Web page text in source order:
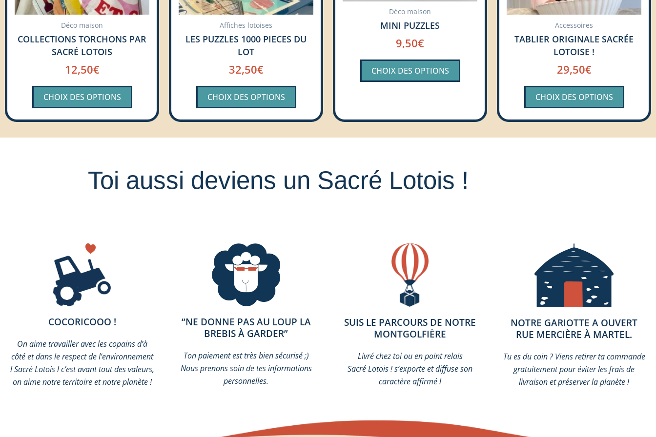
Déco maison
COLLECTIONS TORCHONS PAR
SACRÉ LOTOIS
12,50€
CHOIX DES OPTIONS
sur
la
du
Affiches lotoises
LES PUZZLES 1000 PIECES DU
LOT
32,50€
CHOIX DES OPTIONS
sur
la
du
Déco maison
MINI PUZZLES
9,50€
CHOIX DES OPTIONS
Accessoires
TABLIER ORIGINALE SACRÉE
LOTOISE !
29,50€
CHOIX DES OPTIONS
la
du
Toi aussi deviens un Sacré Lotois !
COCORICOOO !
On aime travailler avec les copains d’à
côté et dans le respect de l’environnement
! Sacré Lotois ! c’est avant tout des valeurs,
on aime notre territoire et notre planète !
“NE DONNE PAS AU LOUP LA
BREBIS À GARDER”
Ton paiement est très bien sécurisé ;)
Nous prenons soin de tes informations
personnelles.
SUIS LE PARCOURS DE NOTRE
MONTGOLFIÈRE
Livré chez toi ou en point relais
Sacré Lotois ! s’exporte et diffuse son
caractère affirmé !
NOTRE GARIOTTE A OUVERT
RUE MERCIÈRE À MARTEL.
Tu es du coin ? Viens retirer ta commande
gratuitement pour éviter les frais de
livraison et préserver la planète !